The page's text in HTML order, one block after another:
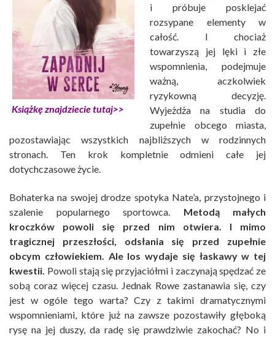
Książkę znajdziecie tutaj>>
i próbuje posklejać
rozsypane elementy w
całość. I chociaż
towarzyszą jej lęki i złe
wspomnienia, podejmuje
ważną, aczkolwiek
ryzykowną decyzję.
Wyjeżdża na studia do
zupełnie obcego miasta,
pozostawiając wszystkich najbliższych w rodzinnych
stronach. Ten krok kompletnie odmieni całe jej
dotychczasowe życie.
Bohaterka na swojej drodze spotyka Nate’a, przystojnego i
szalenie popularnego sportowca. Metodą małych
kroczków powoli się przed nim otwiera. I mimo
tragicznej przeszłości, odsłania się przed zupełnie
obcym człowiekiem. Ale los wydaje się łaskawy w tej
kwestii. Powoli stają się przyjaciółmi i zaczynają spędzać ze
sobą coraz więcej czasu. Jednak Rowe zastanawia się, czy
jest w ogóle tego warta? Czy z takimi dramatycznymi
wspomnieniami, które już na zawsze pozostawiły głęboką
rysę na jej duszy, da radę się prawdziwie zakochać? No i